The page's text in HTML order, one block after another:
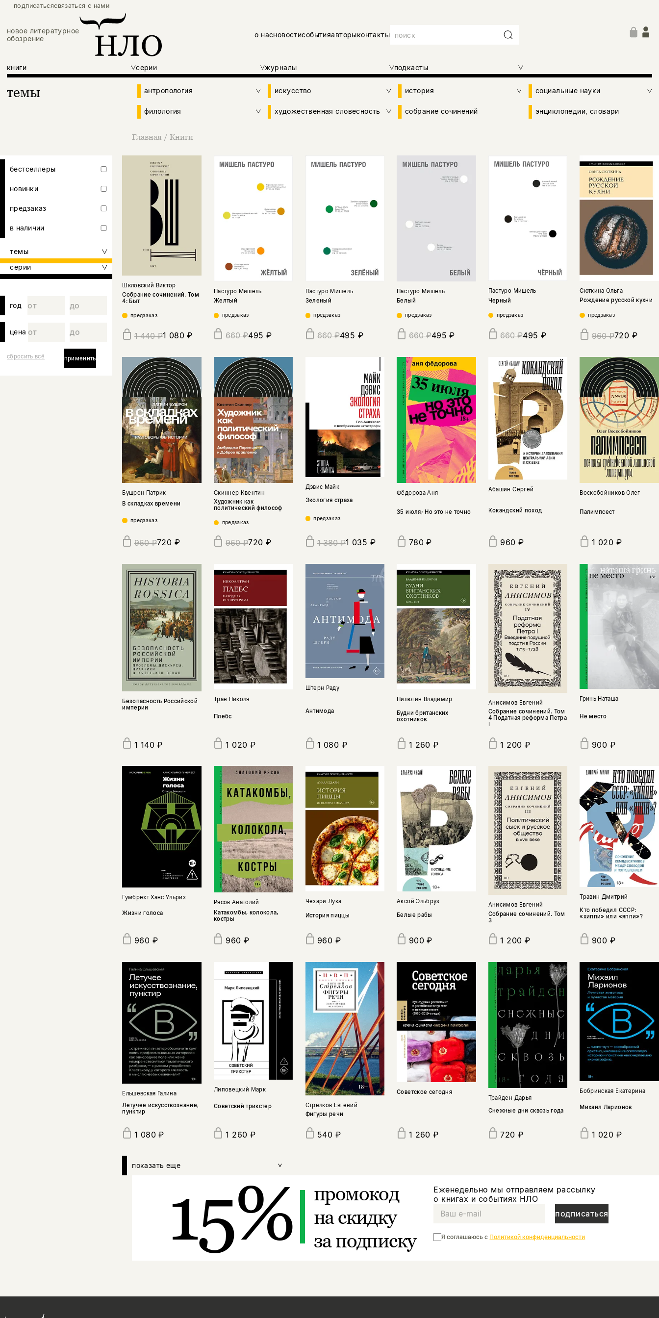
подписатьсясвязаться с нами
новое литературное
обозрение
о насновостисобытияавторыконтакты
книги серии журналы подкасты
темы антропология искусство история социальные науки
филология художественная словесность собрание сочинений энциклопедии, словари
Главная / Книги
бестселлеры
новинки
предзаказ
в наличии
темы
серии
год
цена
сбросить всё применить
Шкловский Виктор
Собрание сочинений. Том
4: Быт
предзаказ
1 440 ₽1 080 ₽
Пастуро Мишель
Желтый
предзаказ
660 ₽495 ₽
Пастуро Мишель
Зеленый
предзаказ
660 ₽495 ₽
Пастуро Мишель
Белый
предзаказ
660 ₽495 ₽
Пастуро Мишель
Черный
предзаказ
660 ₽495 ₽
Сюткина Ольга
Рождение русской кухни
предзаказ
960 ₽720 ₽
Бушрон Патрик
В складках времени
предзаказ
960 ₽720 ₽
Скиннер Квентин
Художник как
политический философ
предзаказ
960 ₽720 ₽
Дэвис Майк
Экология страха
предзаказ
1 380 ₽1 035 ₽
Фёдорова Аня
35 июля; Но это не точно
780 ₽
Абашин Сергей
Кокандский поход
960 ₽
Воскобойников Олег
Палимпсест
1 020 ₽
Безопасность Российской
империи
1 140 ₽
Тран Николя
Плебс
1 020 ₽
Штерн Раду
Антимода
1 080 ₽
Пилюгин Владимир
Будни британских
охотников
1 260 ₽
Анисимов Евгений
Собрание сочинений. Том
4 Податная реформа Петра
1 200 ₽
Гринь Наташа
Не место
900 ₽
Гумбрехт Ханс Ульрих
Жизни голоса
960 ₽
Рясов Анатолий
Катакомбы, колокола,
костры
960 ₽
Чезари Лука
История пиццы
960 ₽
Аксой Эльбруз
Белые рабы
900 ₽
Анисимов Евгений
Собрание сочинений. Том
3
1 200 ₽
Травин Дмитрий
Кто победил СССР:
«хиппи» или «яппи»?
900 ₽
Ельшевская Галина
Летучее искусствознание,
пунктир
1 080 ₽
Липовецкий Марк
Советский трикстер
1 260 ₽
Стрелков Евгений
Фигуры речи
540 ₽
Советское сегодня
1 260 ₽
Трайден Дарья
Снежные дни сквозь года
720 ₽
Бобринская Екатерина
Михаил Ларионов
1 020 ₽
показать еще >
15%
промокод
на скидку
за подписку
Еженедельно мы отправляем рассылку
о книгах и событиях НЛО
подписаться
Я соглашаюсь с Политикой конфиденциальности